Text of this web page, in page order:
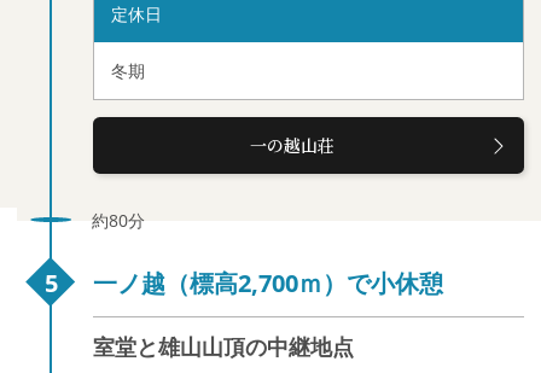
定休日
冬期
一の越山荘
約80分
一ノ越（標高2,700ｍ）で小休憩
室堂と雄山山頂の中継地点